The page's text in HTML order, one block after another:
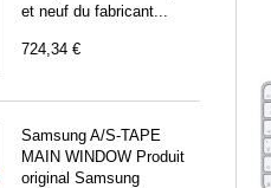
et neuf du fabricant...
724,34 €
Samsung A/S-TAPE
MAIN WINDOW Produit
original Samsung